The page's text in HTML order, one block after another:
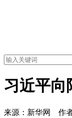
习近平向
来源：新华网 作